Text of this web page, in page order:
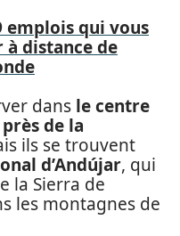
emplois qui vous
distance de
dans le centre
de la
ils se trouvent
d’Andújar, qui
la Sierra de
les montagnes de